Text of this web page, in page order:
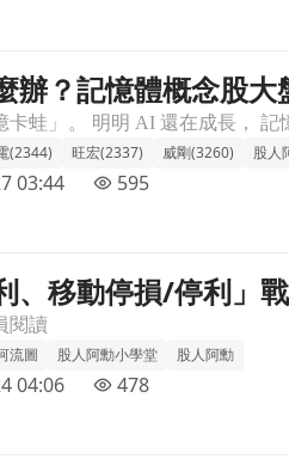
救！文章頁
辦？記憶體概念股大
(2344) 旺宏(2337) 威剛(3260) 股人
03:44 595
懼？欣興 (3037) 為例子文章頁
、移動停損/停利」
閱讀
流圖 股人阿勳小學堂 股人阿勳
04:06 478